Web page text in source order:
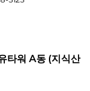
타워 A동 (지식산